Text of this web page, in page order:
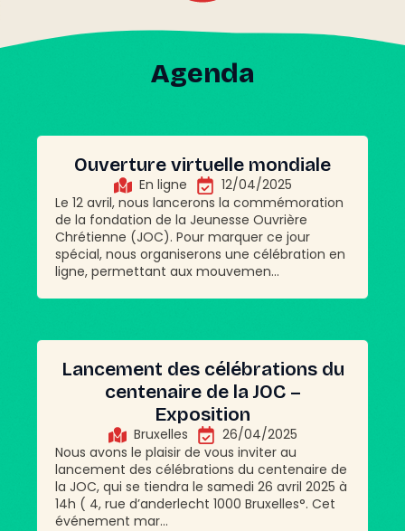
Agenda
Ouverture virtuelle mondiale
En ligne
12/04/2025
Le 12 avril, nous lancerons la commémoration
de la fondation de la Jeunesse Ouvrière
Chrétienne (JOC). Pour marquer ce jour
spécial, nous organiserons une célébration en
ligne, permettant aux mouvemen...
Lancement des célébrations du
centenaire de la JOC –
Exposition
Bruxelles
26/04/2025
Nous avons le plaisir de vous inviter au
lancement des célébrations du centenaire de
la JOC, qui se tiendra le samedi 26 avril 2025 à
14h ( 4, rue d’anderlecht 1000 Bruxelles°. Cet
événement mar...